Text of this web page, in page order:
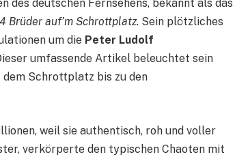
deutschen Fernsehens, bekannt als das
Brüder auf’m Schrottplatz. Sein plötzliches
um die Peter Ludolf
umfassende Artikel beleuchtet sein
dem Schrottplatz bis zu den
weil sie authentisch, roh und voller
verkörperte den typischen Chaoten mit